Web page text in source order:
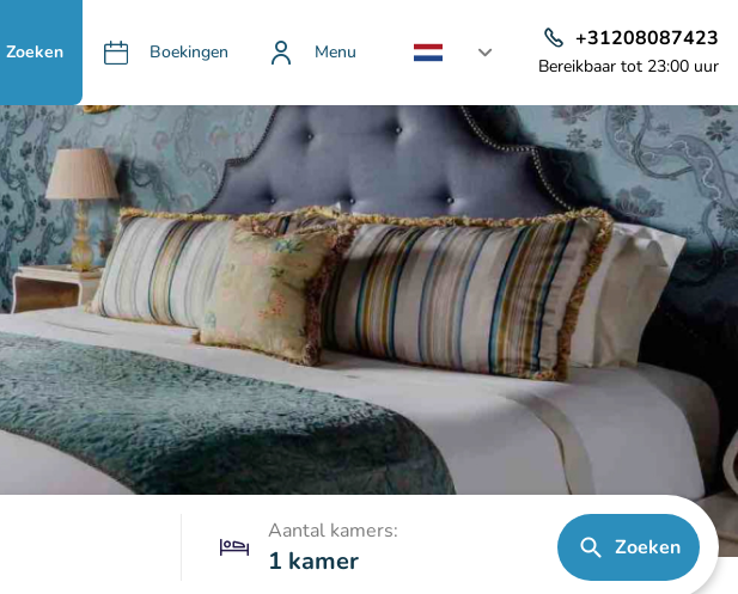
Zoeken Boekingen Menu
+31208087423
Bereikbaar tot 23:00 uur
Aantal kamers:
1 kamer Zoeken